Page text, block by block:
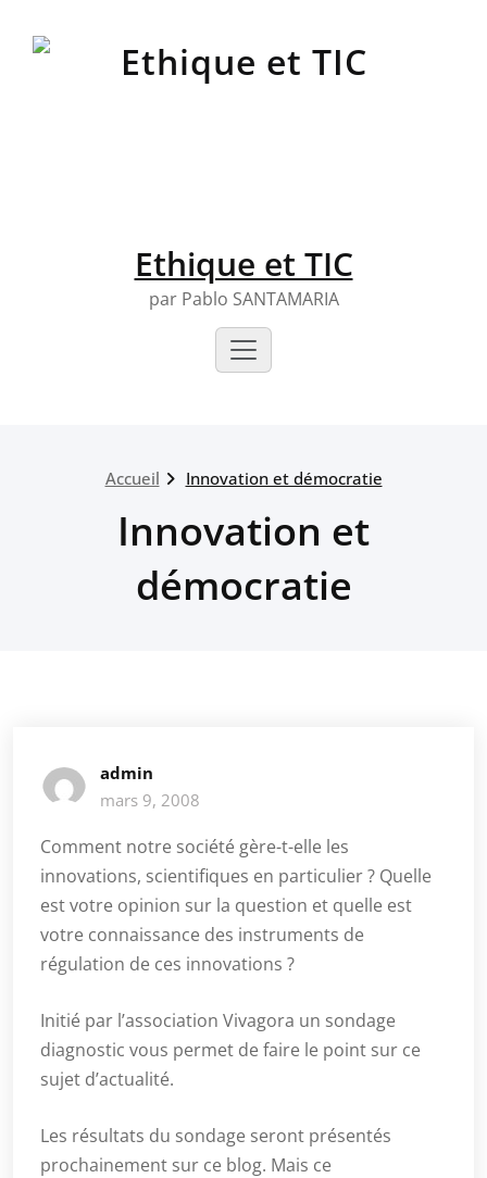
Ethique et TIC
par Pablo SANTAMARIA
Accueil Innovation et démocratie
Innovation et
démocratie
admin
mars 9, 2008
Comment notre société gère-t-elle les
innovations, scientifiques en particulier ? Quelle
est votre opinion sur la question et quelle est
votre connaissance des instruments de
régulation de ces innovations ?
Initié par l’association Vivagora un sondage
diagnostic vous permet de faire le point sur ce
sujet d’actualité.
Les résultats du sondage seront présentés
prochainement sur ce blog. Mais ce